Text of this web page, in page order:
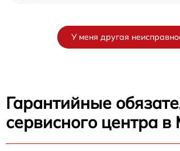
У меня другая
Гарантийные
сервисного центра в